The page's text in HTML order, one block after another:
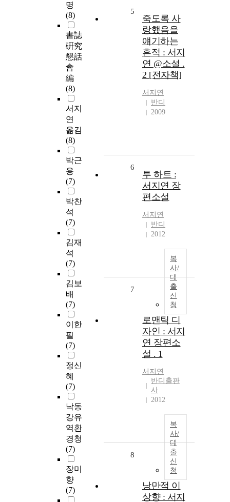
명
(8)
書誌
硏究
懇話
會
編
(8)
서지
연
옮김
(8)
박근
용
(7)
박찬
석
(7)
김재
석
(7)
김보
배
(7)
이한
필
(7)
정신
혜
(7)
낙동
강유
역환
경청
(7)
장미
향
(7)
5
죽도록 사
랑했음을
얘기하는
흔적 : 서지
연 @소설 .
2 [전자책]
서지연
반디
2009
6
투 하트 :
서지연 장
편소설
서지연
반디
2012
복
사/
대
출
신
청
7
로맨틱 디
자인 : 서지
연 장편소
설 . 1
서지연
반디출판
사
2012
복
사/
대
출
신
청
8
낭만적 이
상향 : 서지